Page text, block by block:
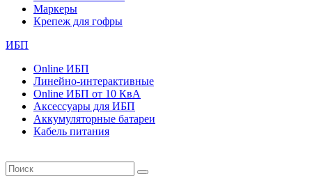
Маркеры
Крепеж для гофры
ИБП
Online ИБП
Линейно-интерактивные
Online ИБП от 10 КвА
Aксессуары для ИБП
Аккумуляторные батареи
Кабель питания